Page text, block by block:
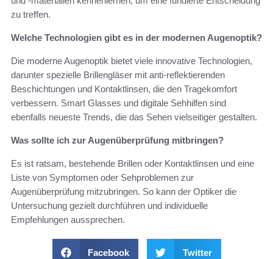
zu treffen.
Welche Technologien gibt es in der modernen Augenoptik?
Die moderne Augenoptik bietet viele innovative Technologien,
darunter spezielle Brillengläser mit anti-reflektierenden
Beschichtungen und Kontaktlinsen, die den Tragekomfort
verbessern. Smart Glasses und digitale Sehhilfen sind
ebenfalls neueste Trends, die das Sehen vielseitiger gestalten.
Was sollte ich zur Augenüberprüfung mitbringen?
Es ist ratsam, bestehende Brillen oder Kontaktlinsen und eine
Liste von Symptomen oder Sehproblemen zur
Augenüberprüfung mitzubringen. So kann der Optiker die
Untersuchung gezielt durchführen und individuelle
Empfehlungen aussprechen.
Facebook Twitter